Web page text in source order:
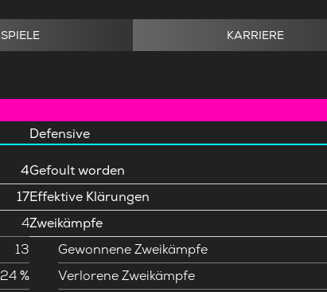
SPIELE KARRIERE
4
17
4
13
24 %
Defensive
Gefoult worden
Effektive Klärungen
Zweikämpfe
Gewonnene Zweikämpfe
Verlorene Zweikämpfe